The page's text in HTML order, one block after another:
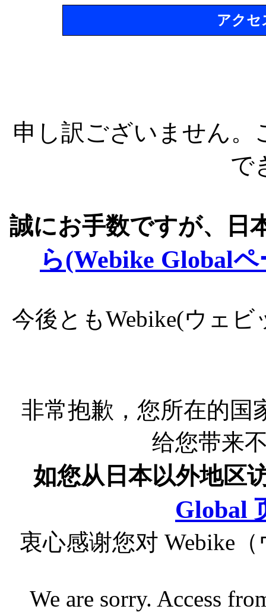
アクセ
申し訳ございません
で
誠にお手数ですが、日
ら(Webike Global
今後ともWebike(ウェ
非常抱歉，您所在的国
给您带来
如您从日本以外地区
Global
衷心感谢您对 Webike
We are sorry. Access